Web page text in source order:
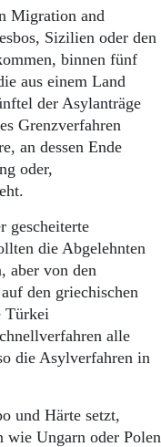
Migration and
Sizilien oder den
binnen fünf
aus einem Land
der Asylanträge
Grenzverfahren
an dessen Ende
oder,
gescheiterte
die Abgelehnten
aber von den
den griechischen
Türkei
alle
die Asylverfahren in
und Härte setzt,
wie Ungarn oder Polen